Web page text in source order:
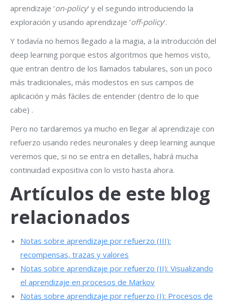
aprendizaje ‘on-policy‘ y el segundo introduciendo la
exploración y usando aprendizaje ‘off-policy‘.
Y todavía no hemos llegado a la magia, a la introducción del
deep learning porque estos algoritmos que hemos visto,
que entran dentro de los llamados tabulares, son un poco
más tradicionales, más modestos en sus campos de
aplicación y más fáciles de entender (dentro de lo que
cabe) .
Pero no tardaremos ya mucho en llegar al aprendizaje con
refuerzo usando redes neuronales y deep learning aunque
veremos que, si no se entra en detalles, habrá mucha
continuidad expositiva con lo visto hasta ahora.
Artículos de este blog
relacionados
Notas sobre aprendizaje por refuerzo (III):
recompensas, trazas y valores
Notas sobre aprendizaje por refuerzo (II): Visualizando
el aprendizaje en procesos de Markov
Notas sobre aprendizaje por refuerzo (I): Procesos de